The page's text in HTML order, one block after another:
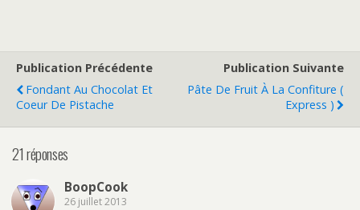
Publication Précédente
Fondant Au Chocolat Et
Coeur De Pistache
Publication Suivante
Pâte De Fruit À La Confiture (
Express )
21 réponses
BoopCook
26 juillet 2013